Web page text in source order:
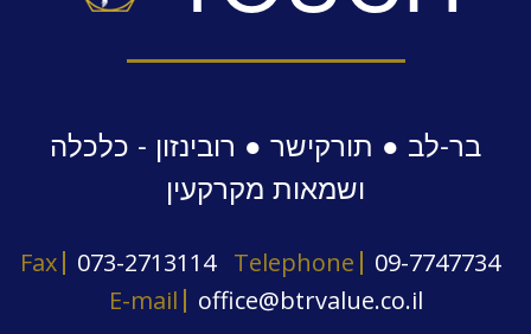
בר-לב ● תורקישר ● רובינזון - כלכלה
ושמאות מקרקעין
Fax 073-2713114 Telephone
09-7747734
E-mail
office@btrvalue.co.il